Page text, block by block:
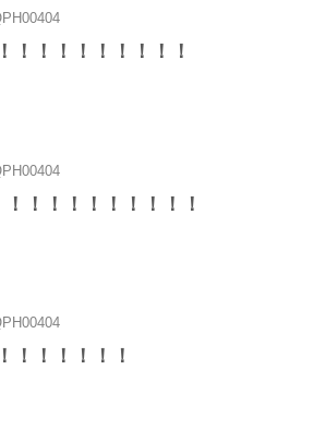
！！！！！！！！！
！！！！！！！！！
！！！！！！